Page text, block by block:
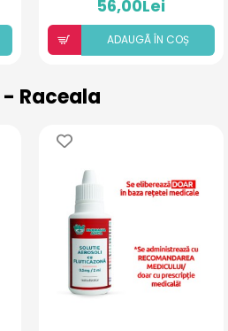
56,00Lei
ADAUGÃ ÎN COȘ
- Raceala